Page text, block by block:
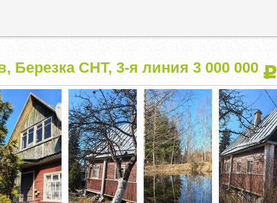
СНТ, 3-я линия 3 000 000 Р